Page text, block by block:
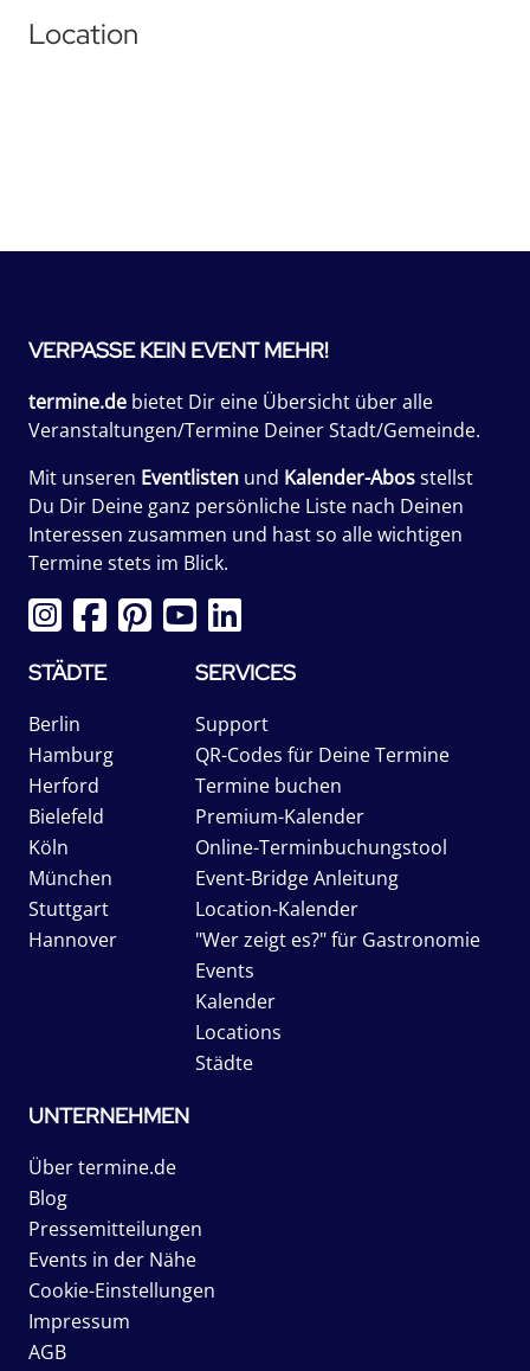
Location
VERPASSE KEIN EVENT MEHR!
termine.de bietet Dir eine Übersicht über alle
Veranstaltungen/Termine Deiner Stadt/Gemeinde.
Mit unseren Eventlisten und Kalender-Abosstellst
Du Dir Deine ganz persönliche Liste nach Deinen
Interessen zusammen und hast so alle wichtigen
Termine stets im Blick.
STÄDTE
Berlin
Hamburg
Herford
Bielefeld
Köln
München
Stuttgart
Hannover
SERVICES
Support
QR-Codes für Deine Termine
Termine buchen
Premium-Kalender
Online-Terminbuchungstool
Event-Bridge Anleitung
Location-Kalender
"Wer zeigt es?" für Gastronomie
Events
Kalender
Locations
Städte
UNTERNEHMEN
Über termine.de
Blog
Pressemitteilungen
Events in der Nähe
Cookie-Einstellungen
Impressum
AGB